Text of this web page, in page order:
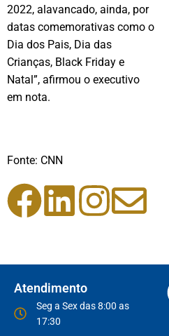
2022, alavancado, ainda, por
datas comemorativas como o
Dia dos Pais, Dia das
Crianças, Black Friday e
Natal”, afirmou o executivo
em nota.
Fonte: CNN
Atendimento
Seg a Sex das 8:00 as
17:30